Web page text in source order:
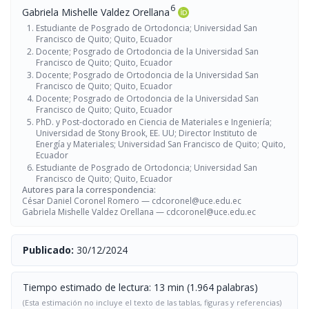
Gabriela Mishelle Valdez Orellana6
Estudiante de Posgrado de Ortodoncia; Universidad San
Francisco de Quito; Quito, Ecuador
Docente; Posgrado de Ortodoncia de la Universidad San
Francisco de Quito; Quito, Ecuador
Docente; Posgrado de Ortodoncia de la Universidad San
Francisco de Quito; Quito, Ecuador
Docente; Posgrado de Ortodoncia de la Universidad San
Francisco de Quito; Quito, Ecuador
PhD. y Post-doctorado en Ciencia de Materiales e Ingeniería;
Universidad de Stony Brook, EE. UU; Director Instituto de
Energía y Materiales; Universidad San Francisco de Quito; Quito,
Ecuador
Estudiante de Posgrado de Ortodoncia; Universidad San
Francisco de Quito; Quito, Ecuador
Autores para la correspondencia:
César Daniel Coronel Romero — cdcoronel@uce.edu.ec
Gabriela Mishelle Valdez Orellana — cdcoronel@uce.edu.ec
Publicado: 30/12/2024
Tiempo estimado de lectura: 13 min (1.964 palabras)
(Esta estimación no incluye el texto de las tablas, figuras y referencias)